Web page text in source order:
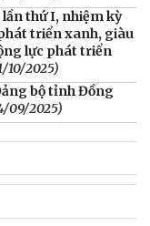
thứ I, nhiệm kỳ
triển xanh, giàu
lực phát triển
10/2025)
bộ tỉnh Đồng
09/2025)